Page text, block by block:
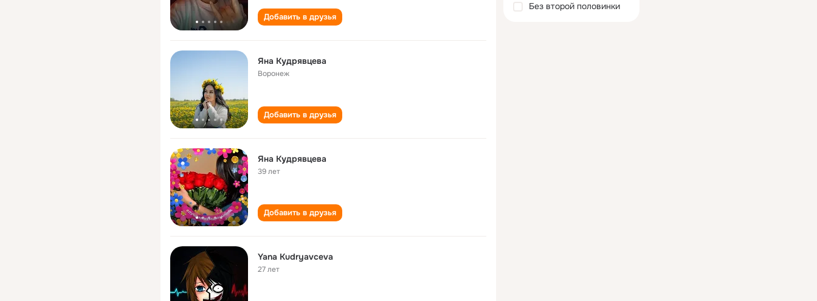
Добавить в друзья
Яна Кудрявцева
Воронеж
Добавить в друзья
Яна Кудрявцева
39 лет
Добавить в друзья
Yana Kudryavceva
27 лет
Без второй половинки